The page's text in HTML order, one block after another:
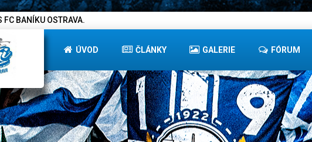
FC BANÍKU OSTRAVA.
ÚVOD ČLÁNKY GALERIE FÓRUM